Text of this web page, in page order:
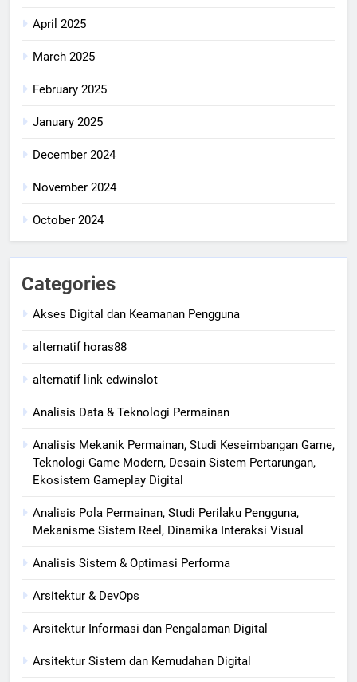
April 2025
March 2025
February 2025
January 2025
December 2024
November 2024
October 2024
Categories
Akses Digital dan Keamanan Pengguna
alternatif horas88
alternatif link edwinslot
Analisis Data & Teknologi Permainan
Analisis Mekanik Permainan, Studi Keseimbangan Game,
Teknologi Game Modern, Desain Sistem Pertarungan,
Ekosistem Gameplay Digital
Analisis Pola Permainan, Studi Perilaku Pengguna,
Mekanisme Sistem Reel, Dinamika Interaksi Visual
Analisis Sistem & Optimasi Performa
Arsitektur & DevOps
Arsitektur Informasi dan Pengalaman Digital
Arsitektur Sistem dan Kemudahan Digital